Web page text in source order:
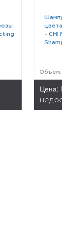
- CHI
Цена: